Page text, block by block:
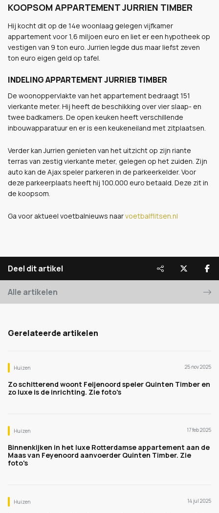
KOOPSOM APPARTEMENT JURRIEN TIMBER
Hij kocht dit op de 14e woonlaag gelegen vijfkamer
appartement voor 1,6 miljoen euro en liet er een hypotheek op
vestigen van 9 ton euro. Jurrien legde dus maar liefst zeven
ton euro eigen geld op tafel.
INDELING APPARTEMENT JURRIEB TIMBER
De woonoppervlakte van het appartement bedraagt 151
vierkante meter. Hij heeft de beschikking over vier slaap- en
twee badkamers. De open keuken heeft verschillende
inbouwapparatuur en er is een keukeneiland met zitplaatsen.
Verder kan Jurrien genieten van het uitzicht op zijn riante
terras van zestig vierkante meter, gelegen op het zuiden. Zijn
auto kan de Ajax speler parkeren in de parkeerkelder. Voor
deze parkeerplaats heeft hij 100.000 euro betaald. Deze zit in
de koopsom.
Ga voor aktueel voetbalnieuws naarvoetbalflitsen.nl
Deel dit artikel
Alle artikelen
Gerelateerde artikelen
Huizen 25 nov 2025
Zo schitterend woont Feijenoord speler Quinten Timber en
zo luxe is de inrichting. Zie foto's
Huizen 17 feb 2025
Binnenkijken in het luxe Rotterdamse appartement aan de
Maas van Feyenoord aanvoerder Quinten Timber. Zie
foto's
Huizen 14 jul 2025